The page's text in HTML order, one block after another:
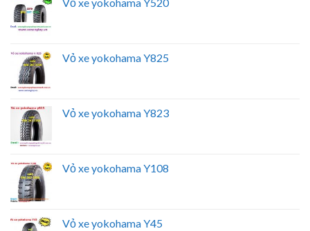
Vỏ xe yokohama Y825
Vỏ xe yokohama Y823
Vỏ xe yokohama Y108
Vỏ xe yokohama Y45